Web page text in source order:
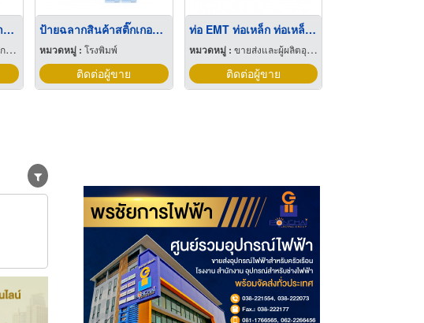
อุปกรณ์และเครื่องใช้สำหรับสัตว์เลี้ยง ป้ายฉลากสินค้าสติ๊กเกอร์กลุ่มเครื่องใช้อุปกรณ์ไฟฟ้า
หมวดหมู่ : โรงพิมพ์
ติดต่อผู้ขาย
ท่อ EMT ท่อเหล็ก ท่อเหล็กร้อยสายไฟ พัทยา ชลบุรี
หมวดหมู่ : ขายส่งและผู้ผลิตอุปกรณ์เครื่องใช้ไฟฟ้า
ติดต่อผู้ขาย